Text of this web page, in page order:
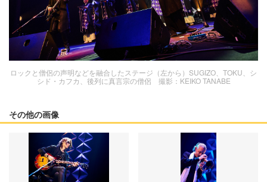
ロックと僧侶の声明などを融合したステージ（左から）SUGIZO、TOKU、シ
シド・カフカ、後列に真言宗の僧侶 撮影：KEIKO TANABE
その他の画像